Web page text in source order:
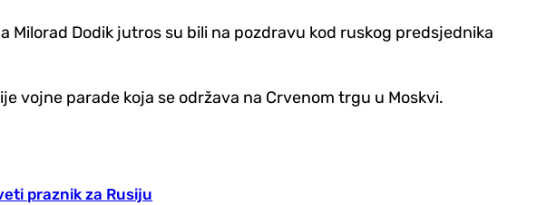
Dodik jutros su bili na pozdravu kod ruskog predsjednika
vojne parade koja se održava na Crvenom trgu u Moskvi.
praznik za Rusiju